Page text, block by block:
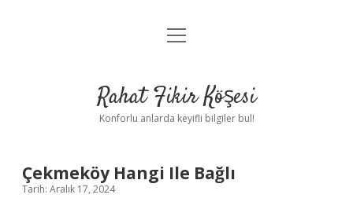
Anasayfa
Yasal Uyarı
menüyü
Rahat Fikir Köşesi
Konforlu anlarda keyifli bilgiler bul!
Çekmeköy Hangi Ile Bağlı
Tarih: Aralık 17, 2024